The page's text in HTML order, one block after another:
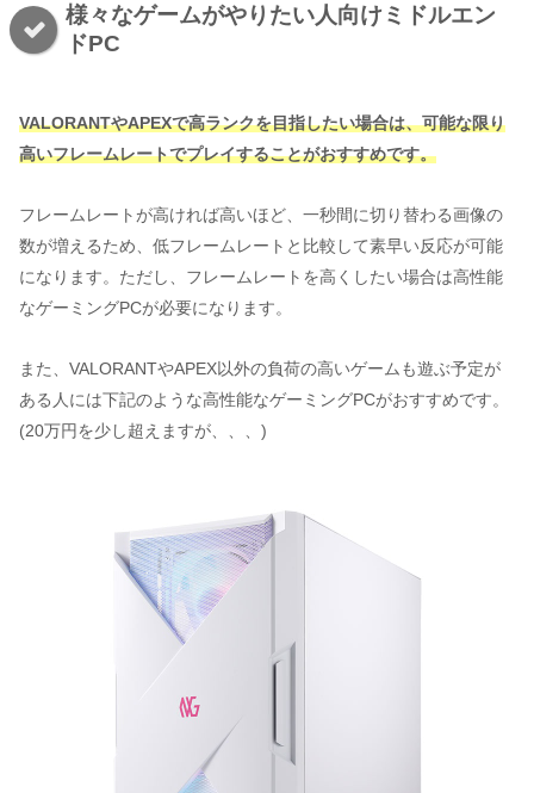
様々なゲームがやりたい人向けミドルエン
ドPC
VALORANTやAPEXで高ランクを目指したい場合は、可能な限り
高いフレームレートでプレイすることがおすすめです。
フレームレートが高ければ高いほど、一秒間に切り替わる画像の
数が増えるため、低フレームレートと比較して素早い反応が可能
になります。ただし、フレームレートを高くしたい場合は高性能
なゲーミングPCが必要になります。
また、VALORANTやAPEX以外の負荷の高いゲームも遊ぶ予定が
ある人には下記のような高性能なゲーミングPCがおすすめです。
(20万円を少し超えますが、、、)